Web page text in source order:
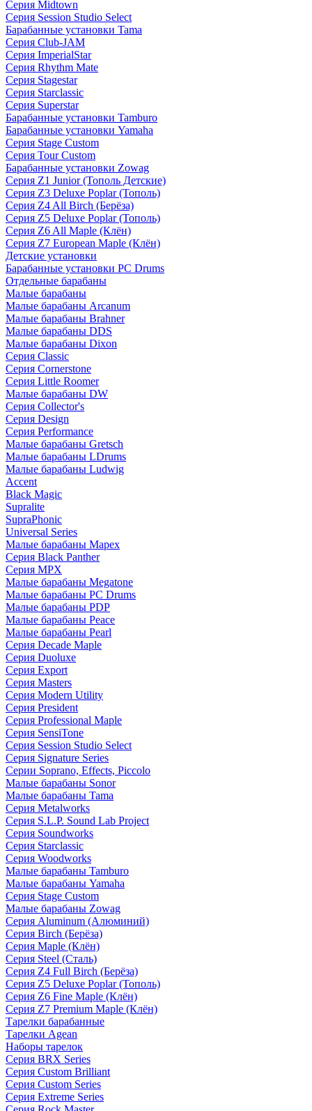
Серия Midtown
Серия Session Studio Select
Барабанные установки Tama
Серия Club-JAM
Серия ImperialStar
Серия Rhythm Mate
Серия Stagestar
Серия Starclassic
Серия Superstar
Барабанные установки Tamburo
Барабанные установки Yamaha
Серия Stage Custom
Серия Tour Custom
Барабанные установки Zowag
Серия Z1 Junior (Тополь Детские)
Серия Z3 Deluxe Poplar (Тополь)
Серия Z4 All Birch (Берёза)
Серия Z5 Deluxe Poplar (Тополь)
Серия Z6 All Maple (Клён)
Серия Z7 European Maple (Клён)
Детские установки
Барабанные установки PC Drums
Отдельные барабаны
Малые барабаны
Малые барабаны Arcanum
Малые барабаны Brahner
Малые барабаны DDS
Малые барабаны Dixon
Серия Classic
Серия Cornerstone
Серия Little Roomer
Малые барабаны DW
Серия Collector's
Серия Design
Серия Performance
Малые барабаны Gretsch
Малые барабаны LDrums
Малые барабаны Ludwig
Accent
Black Magic
Supralite
SupraPhonic
Universal Series
Малые барабаны Mapex
Серия Black Panther
Серия MPX
Малые барабаны Megatone
Малые барабаны PC Drums
Малые барабаны PDP
Малые барабаны Peace
Малые барабаны Pearl
Серия Decade Maple
Серия Duoluxe
Серия Export
Серия Masters
Серия Modern Utility
Серия President
Серия Professional Maple
Серия SensiTone
Серия Session Studio Select
Серия Signature Series
Серии Soprano, Effects, Piccolo
Малые барабаны Sonor
Малые барабаны Tama
Серия Metalworks
Серия S.L.P. Sound Lab Project
Серия Soundworks
Серия Starclassic
Серия Woodworks
Малые барабаны Tamburo
Малые барабаны Yamaha
Серия Stage Custom
Малые барабаны Zowag
Серия Aluminum (Алюминий)
Серия Birch (Берёза)
Серия Maple (Клён)
Серия Steel (Сталь)
Серия Z4 Full Birch (Берёза)
Серия Z5 Deluxe Poplar (Тополь)
Серия Z6 Fine Maple (Клён)
Серия Z7 Premium Maple (Клён)
Тарелки барабанные
Тарелки Agean
Наборы тарелок
Серия BRX Series
Серия Custom Brilliant
Серия Custom Series
Серия Extreme Series